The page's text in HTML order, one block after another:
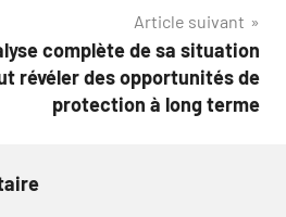
Article suivant
complète de sa situation
révéler des opportunités de
protection à long terme